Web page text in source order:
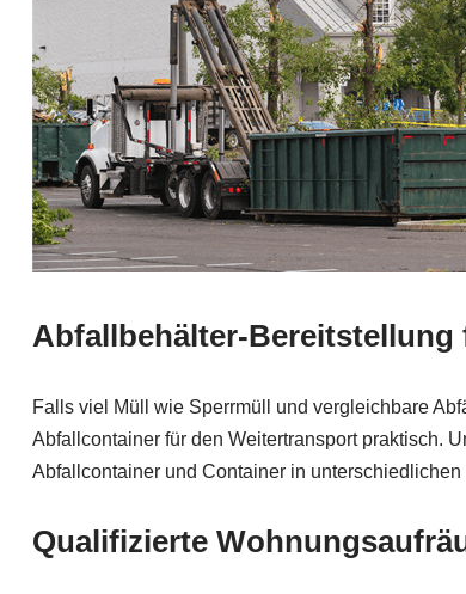
Abfallbehälter-
Falls viel Müll wie Sperrmüll und vergleichbare
Abfallcontainer für den Weitertransport praktisch.
Abfallcontainer und Container in
Qualifizierte